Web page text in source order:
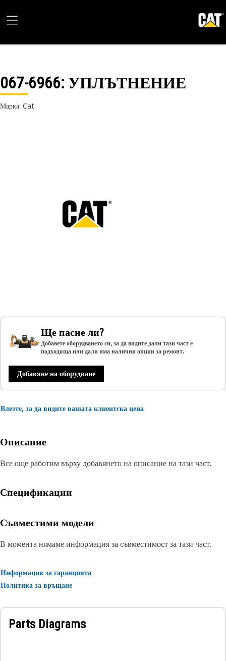
067-6966: УПЛЪТНЕНИЕ
Марка: Cat
Ще пасне ли?
Добавете оборудването си, за да видите дали тази част е
подходяща или дали има налични опции за ремонт.
Добавяне на оборудване
Влезте, за да видите вашата клиентска цена
Описание
Все още работим върху добавянето на описание на тази част.
Спецификации
Съвместими модели
В момента нямаме информация за съвместимост за тази част.
Информация за гаранцията
Политика за връщане
Parts Diagrams